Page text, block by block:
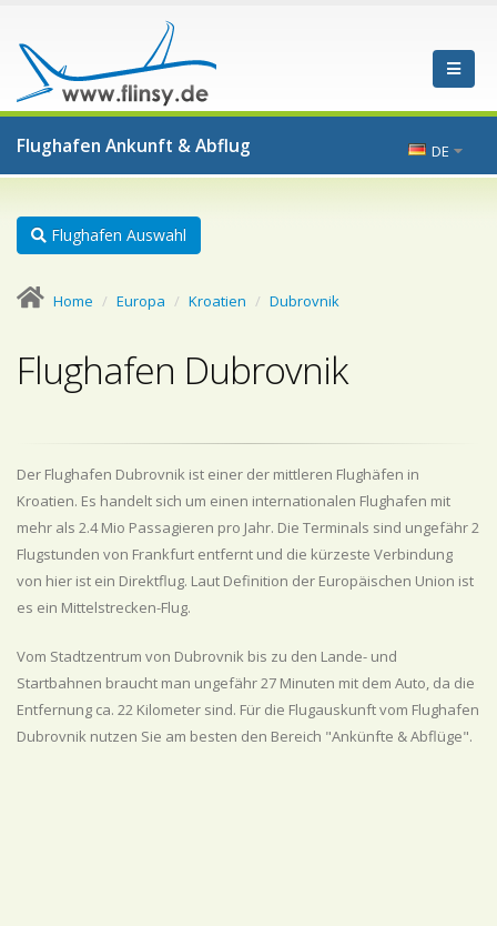
Flughafen Ankunft & Abflug DE
Flughafen Auswahl
Home Europa Kroatien Dubrovnik
Flughafen Dubrovnik
Der Flughafen Dubrovnik ist einer der mittleren Flughäfen in
Kroatien. Es handelt sich um einen internationalen Flughafen mit
mehr als 2.4 Mio Passagieren pro Jahr. Die Terminals sind ungefähr 2
Flugstunden von Frankfurt entfernt und die kürzeste Verbindung
von hier ist ein Direktflug. Laut Definition der Europäischen Union ist
es ein Mittelstrecken-Flug.
Vom Stadtzentrum von Dubrovnik bis zu den Lande- und
Startbahnen braucht man ungefähr 27 Minuten mit dem Auto, da die
Entfernung ca. 22 Kilometer sind. Für die Flugauskunft vom Flughafen
Dubrovnik nutzen Sie am besten den Bereich "Ankünfte & Abflüge".